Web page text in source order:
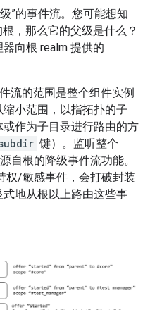
”的事件流。您可能想知
，那么它的父级是什么？
向根 realm 提供的
流的范围是整个组件实例
小范围，以指拓扑的子
作为子目录进行路由的方
键）。监听整个
自根的降级事件流功能。
权/敏感事件，会打破封装
地从根以上路由这些事